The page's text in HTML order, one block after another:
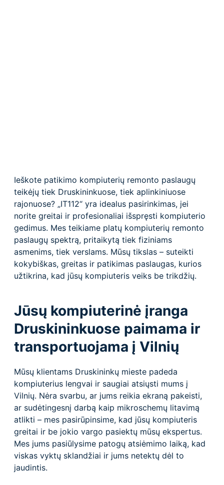
Ieškote patikimo kompiuterių remonto paslaugų
teikėjų tiek Druskininkuose, tiek aplinkiniuose
rajonuose? „IT112“ yra idealus pasirinkimas, jei
norite greitai ir profesionaliai išspręsti kompiuterio
gedimus. Mes teikiame platų kompiuterių remonto
paslaugų spektrą, pritaikytą tiek fiziniams
asmenims, tiek verslams. Mūsų tikslas – suteikti
kokybiškas, greitas ir patikimas paslaugas, kurios
užtikrina, kad jūsų kompiuteris veiks be trikdžių.
Jūsų kompiuterinė įranga
Druskininkuose paimama ir
transportuojama į Vilnių
Mūsų klientams Druskininkų mieste padeda
kompiuterius lengvai ir saugiai atsiųsti mums į
Vilnių. Nėra svarbu, ar jums reikia ekraną pakeisti,
ar sudėtingesnį darbą kaip mikroschemų litavimą
atlikti – mes pasirūpinsime, kad jūsų kompiuteris
greitai ir be jokio vargo pasiektų mūsų ekspertus.
Mes jums pasiūlysime patogų atsiėmimo laiką, kad
viskas vyktų sklandžiai ir jums netektų dėl to
jaudintis.